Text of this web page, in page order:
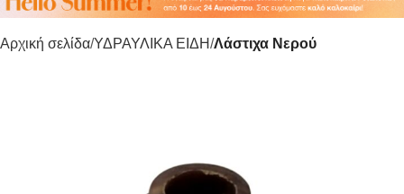
Αρχική σελίδα ΥΔΡΑΥΛΙΚΑ ΕΙΔΗ Λάστιχα Νερού